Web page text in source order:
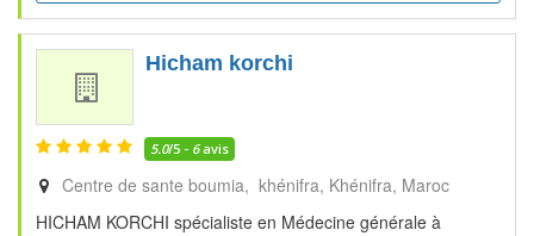
Hicham korchi
5.0/5 - 6avis
Centre de sante boumia, khénifra Khénifra Maroc
HICHAM KORCHI spécialiste en Médecine générale à